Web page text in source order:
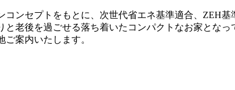
ンセプトをもとに、次世代省エネ基準適合、ZEH
老後を過ごせる落ち着いたコンパクトなお家とな
案内いたします。